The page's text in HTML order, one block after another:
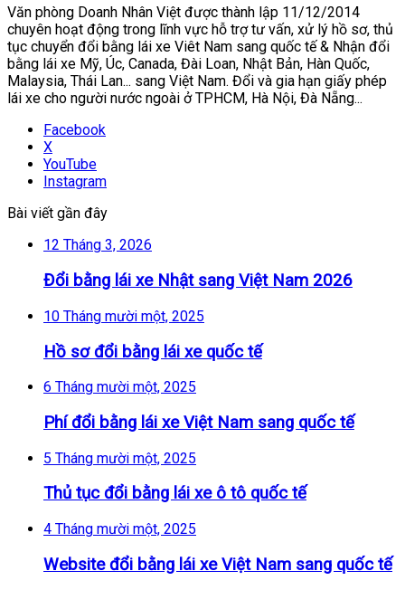
Văn phòng Doanh Nhân Việt được thành lập 11/12/2014
chuyên hoạt động trong lĩnh vực hỗ trợ tư vấn, xử lý hồ sơ, thủ
tục chuyển đổi bằng lái xe Viêt Nam sang quốc tế & Nhận đổi
bằng lái xe Mỹ, Úc, Canada, Đài Loan, Nhật Bản, Hàn Quốc,
Malaysia, Thái Lan... sang Việt Nam. Đổi và gia hạn giấy phép
lái xe cho người nước ngoài ở TPHCM, Hà Nội, Đà Nẵng...
Facebook
X
YouTube
Instagram
Bài viết gần đây
12 Tháng 3, 2026
Đổi bằng lái xe Nhật sang Việt Nam 2026
10 Tháng mười một, 2025
Hồ sơ đổi bằng lái xe quốc tế
6 Tháng mười một, 2025
Phí đổi bằng lái xe Việt Nam sang quốc tế
5 Tháng mười một, 2025
Thủ tục đổi bằng lái xe ô tô quốc tế
4 Tháng mười một, 2025
Website đổi bằng lái xe Việt Nam sang quốc tế